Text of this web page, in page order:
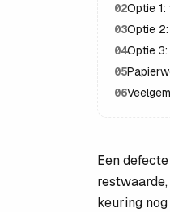
02Optie
03Optie
04Optie
05
06
Een
keuring